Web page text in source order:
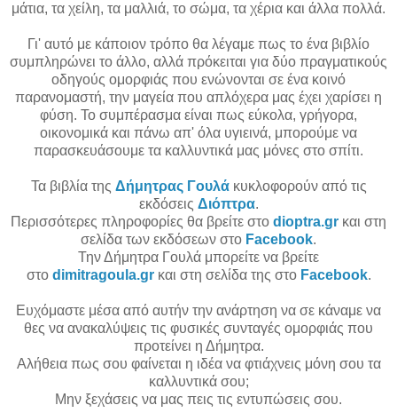
μάτια, τα χείλη, τα μαλλιά, το σώμα, τα χέρια και άλλα πολλά.
Γι' αυτό με κάποιον τρόπο θα λέγαμε πως το ένα βιβλίο
συμπληρώνει το άλλο, αλλά πρόκειται για δύο πραγματικούς
οδηγούς ομορφιάς που ενώνονται σε ένα κοινό
παρανομαστή, την μαγεία που απλόχερα μας έχει χαρίσει η
φύση. Το συμπέρασμα είναι πως εύκολα, γρήγορα,
οικονομικά και πάνω απ' όλα υγιεινά, μπορούμε να
παρασκευάσουμε τα καλλυντικά μας μόνες στο σπίτι.
Τα βιβλία της Δήμητρας Γουλάκυκλοφορούν από τις
εκδόσεις Διόπτρα.
Περισσότερες πληροφορίες θα βρείτε στο dioptra.gr και στη
σελίδα των εκδόσεων στο Facebook.
Την Δήμητρα Γουλά μπορείτε να βρείτε
στο dimitragoula.grκαι στη σελίδα της στο Facebook.
Ευχόμαστε μέσα από αυτήν την ανάρτηση να σε κάναμε να
θες να ανακαλύψεις τις φυσικές συνταγές ομορφιάς που
προτείνει η Δήμητρα.
Αλήθεια πως σου φαίνεται η ιδέα να φτιάχνεις μόνη σου τα
καλλυντικά σου;
Μην ξεχάσεις να μας πεις τις εντυπώσεις σου.